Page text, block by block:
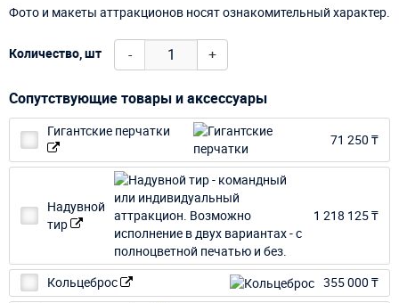
Фото и макеты аттракционов носят ознакомительный характер.
Количество, шт - +
Сопутствующие товары и аксессуары
Гигантские перчатки
71 250 ₸
Надувной
тир
1 218 125 ₸
Кольцеброс
355 000 ₸